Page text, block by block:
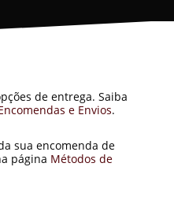
de entrega. Saiba
e Envios.
sua encomenda de
página Métodos de